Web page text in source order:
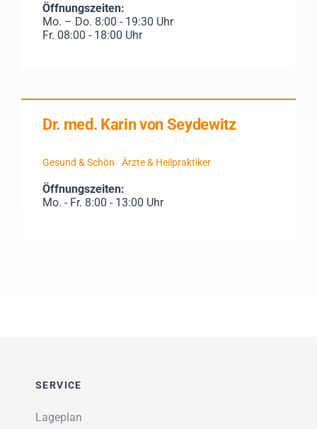
Öffnungszeiten:
Mo. – Do. 8:00 - 19:30 Uhr
Fr. 08:00 - 18:00 Uhr
Dr. med. Karin von Seydewitz
Gesund & Schön Ärzte & Heilpraktiker
Öffnungszeiten:
Mo. - Fr. 8:00 - 13:00 Uhr
SERVICE
Lageplan